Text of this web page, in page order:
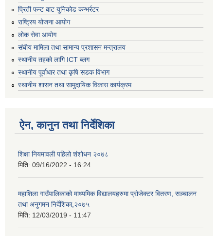
प्रिती फन्ट बाट युनिकोड कन्भर्रटर
राष्ट्रिय योजना आयोग
लोक सेवा आयोग
संघीय मामिला तथा सामान्य प्रशासन मन्त्रालय
स्थानीय तहको लागि ICT ब्लग
स्थानीय पूर्वाधार तथा कृषि सडक विभाग
स्थानीय शासन तथा सामुदायिक विकास कार्यक्रम
ऐन, कानुन तथा निर्देशिका
शिक्षा नियमावली पहिलो शंशोधन २०७८
मिति: 09/16/2022 - 16:24
महाशिला गाउँपालिकाको माध्यमिक विद्यालयहरुमा प्रोजेक्टर वितरण, सञ्चालन
तथा अनुगमन निर्देशिका,२०७५
मिति: 12/03/2019 - 11:47